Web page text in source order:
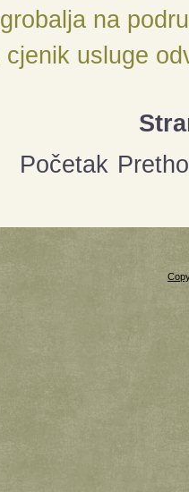
na
usluge
Početak